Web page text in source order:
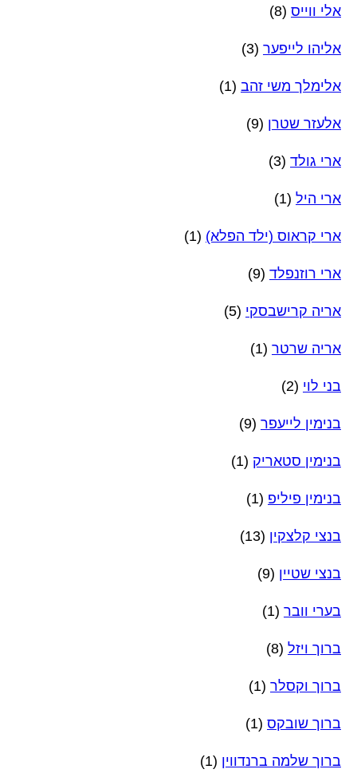
אלי ווייס (8)
אליהו לייפער (3)
אלימלך משי זהב (1)
אלעזר שטרן (9)
ארי גולד (3)
ארי היל (1)
ארי קראוס (ילד הפלא) (1)
ארי רוזנפלד (9)
אריה קרישבסקי (5)
אריה שרטר (1)
בני לוי (2)
בנימין לייעפר (9)
בנימין סטאריק (1)
בנימין פיליפ (1)
בנצי קלצקין (13)
בנצי שטיין (9)
בערי וובר (1)
ברוך ויזל (8)
ברוך וקסלר (1)
ברוך שובקס (1)
ברוך שלמה ברנדווין (1)